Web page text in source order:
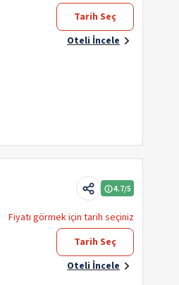
Tarih Seç
Oteli İncele
4.7/5
Fiyatı görmek için tarih seçiniz
Tarih Seç
Oteli İncele